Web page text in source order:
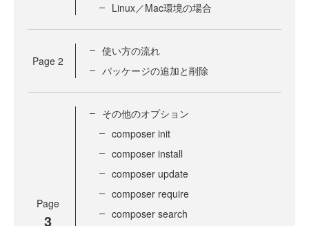
Linux／Mac環境の場合
Page 2
使い方の流れ
パッケージの追加と削除
Page
3
その他のオプション
composer init
composer install
composer update
composer require
composer search